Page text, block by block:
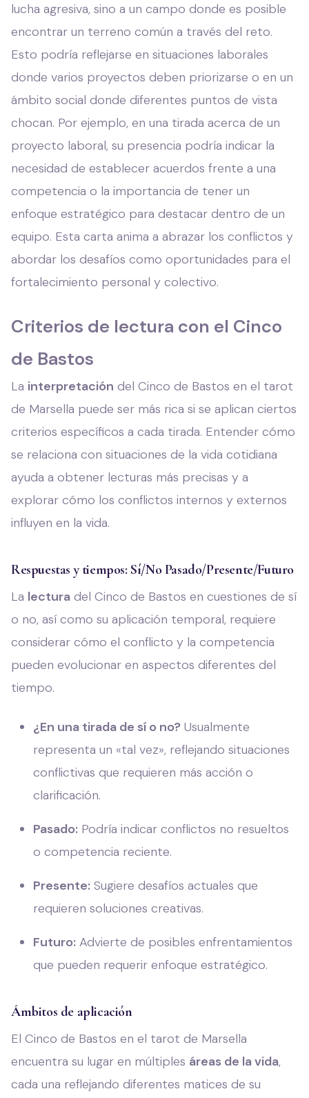
lucha agresiva, sino a un campo donde es posible
encontrar un terreno común a través del reto.
Esto podría reflejarse en situaciones laborales
donde varios proyectos deben priorizarse o en un
ámbito social donde diferentes puntos de vista
chocan. Por ejemplo, en una tirada acerca de un
proyecto laboral, su presencia podría indicar la
necesidad de establecer acuerdos frente a una
competencia o la importancia de tener un
enfoque estratégico para destacar dentro de un
equipo. Esta carta anima a abrazar los conflictos y
abordar los desafíos como oportunidades para el
fortalecimiento personal y colectivo.
Criterios de lectura con el Cinco
de Bastos
La interpretación del Cinco de Bastos en el tarot
de Marsella puede ser más rica si se aplican ciertos
criterios específicos a cada tirada. Entender cómo
se relaciona con situaciones de la vida cotidiana
ayuda a obtener lecturas más precisas y a
explorar cómo los conflictos internos y externos
influyen en la vida.
Respuestas y tiempos: Sí/No Pasado/Presente/Futuro
La lectura del Cinco de Bastos en cuestiones de sí
o no, así como su aplicación temporal, requiere
considerar cómo el conflicto y la competencia
pueden evolucionar en aspectos diferentes del
tiempo.
¿En una tirada de sí o no? Usualmente
representa un «tal vez», reflejando situaciones
conflictivas que requieren más acción o
clarificación.
Pasado: Podría indicar conflictos no resueltos
o competencia reciente.
Presente: Sugiere desafíos actuales que
requieren soluciones creativas.
Futuro: Advierte de posibles enfrentamientos
que pueden requerir enfoque estratégico.
Ámbitos de aplicación
El Cinco de Bastos en el tarot de Marsella
encuentra su lugar en múltiples áreas de la vida,
cada una reflejando diferentes matices de su